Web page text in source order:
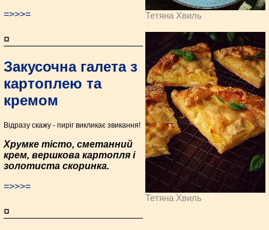
=>>>=
Тетяна Хвиль
¤
Закусочна галета з
картоплею та
кремом
Відразу скажу - пиріг викликає звикання!
Хрумке тісто, сметанний
крем, вершкова картопля і
золотиста скоринка.
=>>>=
Тетяна Хвиль
¤